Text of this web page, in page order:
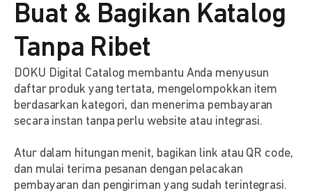
Buat & Bagikan Katalog
Tanpa Ribet
DOKU Digital Catalog membantu Anda menyusun
daftar produk yang tertata, mengelompokkan item
berdasarkan kategori, dan menerima pembayaran
secara instan tanpa perlu website atau integrasi.
Atur dalam hitungan menit, bagikan link atau QR code,
dan mulai terima pesanan dengan pelacakan
pembayaran dan pengiriman yang sudah terintegrasi.